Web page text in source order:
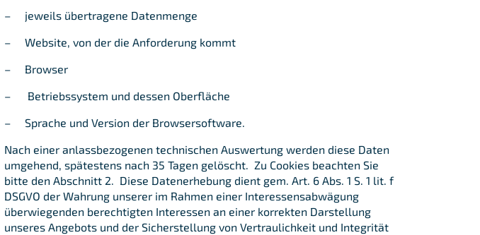
– jeweils übertragene Datenmenge
– Website, von der die Anforderung kommt
– Browser
– Betriebssystem und dessen Oberfläche
– Sprache und Version der Browsersoftware.
Nach einer anlassbezogenen technischen Auswertung werden diese Daten
umgehend, spätestens nach 35 Tagen gelöscht. Zu Cookies beachten Sie
bitte den Abschnitt 2. Diese Datenerhebung dient gem. Art. 6 Abs. 1 S. 1 lit. f
DSGVO der Wahrung unserer im Rahmen einer Interessensabwägung
überwiegenden berechtigten Interessen an einer korrekten Darstellung
unseres Angebots und der Sicherstellung von Vertraulichkeit und Integrität